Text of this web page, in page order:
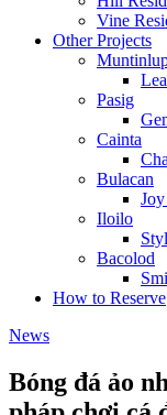
Vine
Other Projects
Pasig
Cainta
Bulacan
Iloilo
Bacolod
How to Reserve
News
Bóng đá ảo